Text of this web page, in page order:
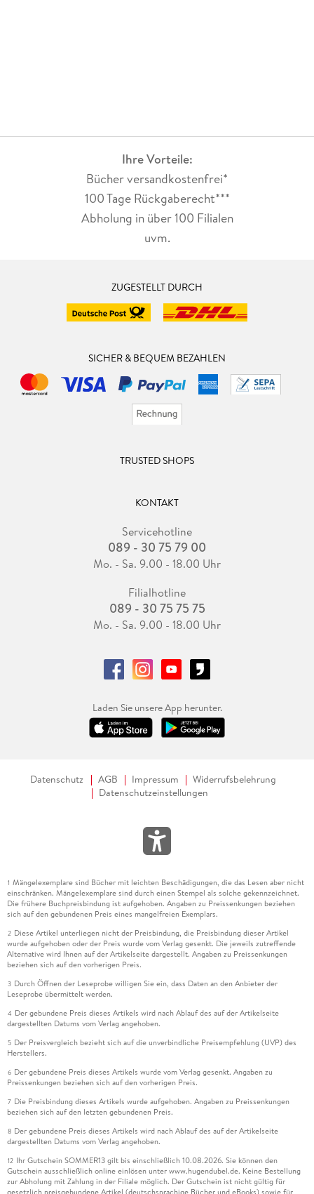
Ihre Vorteile:
Bücher versandkostenfrei*
100 Tage Rückgaberecht***
Abholung in über 100 Filialen
uvm.
ZUGESTELLT DURCH
SICHER & BEQUEM BEZAHLEN
TRUSTED SHOPS
KONTAKT
Servicehotline
089 - 30 75 79 00
Mo. - Sa. 9.00 - 18.00 Uhr
Filialhotline
089 - 30 75 75 75
Mo. - Sa. 9.00 - 18.00 Uhr
Laden Sie unsere App herunter.
Datenschutz AGB Impressum
Widerrufsbelehrung
Datenschutzeinstellungen
1 Mängelexemplare sind Bücher mit leichten Beschädigungen, die das Lesen aber nicht
einschränken. Mängelexemplare sind durch einen Stempel als solche gekennzeichnet.
Die frühere Buchpreisbindung ist aufgehoben. Angaben zu Preissenkungen beziehen
sich auf den gebundenen Preis eines mangelfreien Exemplars.
2 Diese Artikel unterliegen nicht der Preisbindung, die Preisbindung dieser Artikel
wurde aufgehoben oder der Preis wurde vom Verlag gesenkt. Die jeweils zutreffende
Alternative wird Ihnen auf der Artikelseite dargestellt. Angaben zu Preissenkungen
beziehen sich auf den vorherigen Preis.
3 Durch Öffnen der Leseprobe willigen Sie ein, dass Daten an den Anbieter der
Leseprobe übermittelt werden.
4 Der gebundene Preis dieses Artikels wird nach Ablauf des auf der Artikelseite
dargestellten Datums vom Verlag angehoben.
5 Der Preisvergleich bezieht sich auf die unverbindliche Preisempfehlung (UVP) des
Herstellers.
6 Der gebundene Preis dieses Artikels wurde vom Verlag gesenkt. Angaben zu
Preissenkungen beziehen sich auf den vorherigen Preis.
7 Die Preisbindung dieses Artikels wurde aufgehoben. Angaben zu Preissenkungen
beziehen sich auf den letzten gebundenen Preis.
8 Der gebundene Preis dieses Artikels wird nach Ablauf des auf der Artikelseite
dargestellten Datums vom Verlag angehoben.
12 Ihr Gutschein SOMMER13 gilt bis einschließlich 10.08.2026. Sie können den
Gutschein ausschließlich online einlösen unter www.hugendubel.de. Keine Bestellung
zur Abholung mit Zahlung in der Filiale möglich. Der Gutschein ist nicht gültig für
gesetzlich preisgebundene Artikel (deutschsprachige Bücher und eBooks) sowie für